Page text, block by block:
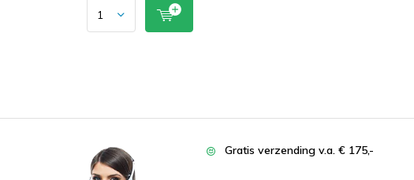
Gratis verzending v.a. € 175,-